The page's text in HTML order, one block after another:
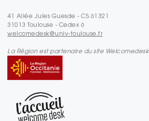
41 Allée Jules Guesde - CS 61321
31013 Toulouse - Cedex 6
welcomedesk@univ-toulouse.fr
La Région est partenaire du site Welcomedesk